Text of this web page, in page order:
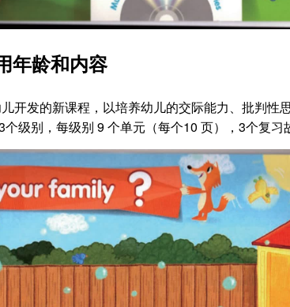
年龄和内容
开发的新课程，以培养幼儿的交际能力、批判性
级别，每级别 9 个单元（每个10 页），3个复习